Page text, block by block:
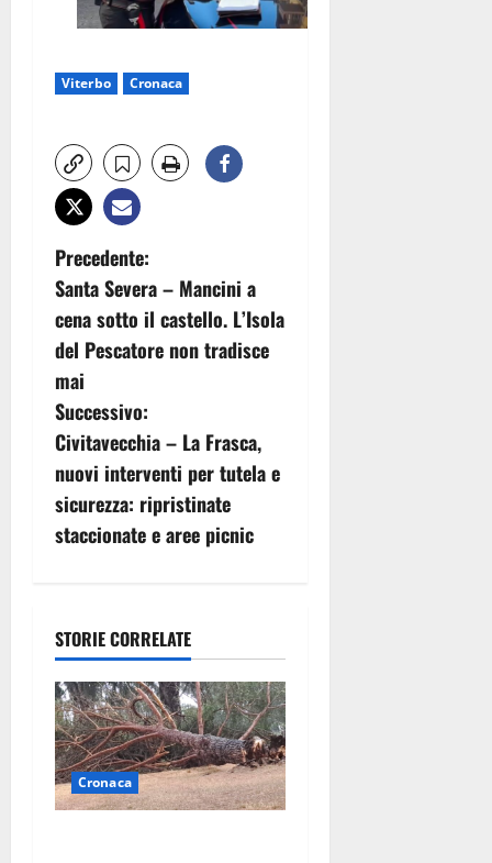
Viterbo Cronaca
N
a
v
i
g
a
z
o
n
e
a
r
Precedente:
Santa Severa – Mancini a
cena sotto il castello. L’Isola
del Pescatore non tradisce
mai
Successivo:
Civitavecchia – La Frasca,
nuovi interventi per tutela e
sicurezza: ripristinate
staccionate e aree picnic
STORIE CORRELATE
Cronaca